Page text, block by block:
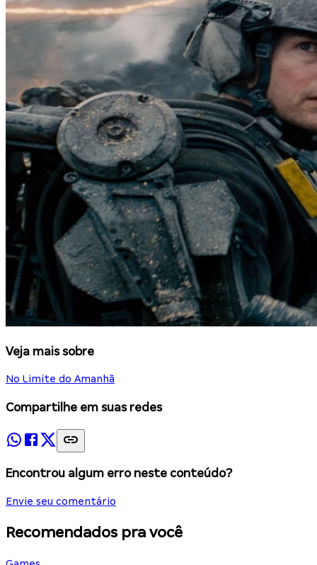
Veja mais sobre
No Limite do Amanhã
Compartilhe em suas redes
Encontrou algum erro neste conteúdo?
Envie seu comentário
Recomendados pra você